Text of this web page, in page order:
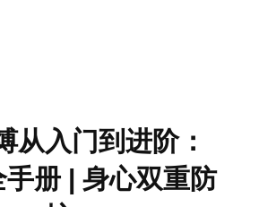
从入门到进阶：
手册 | 身心双重防